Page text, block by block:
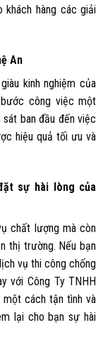
khách hàng các giải
An
kinh nghiệm của
công việc một
ban đầu đến việc
hiệu quả tối ưu và
sự hài lòng của
chất lượng mà còn
thị trường. Nếu bạn
vụ thi công chống
với Công Ty TNHH
cách tận tình và
lại cho bạn sự hài